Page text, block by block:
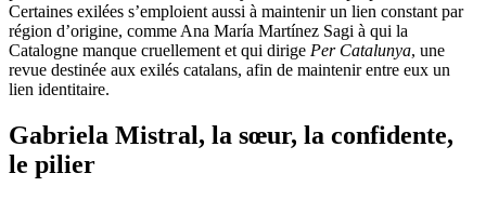
Certaines exilées s’emploient aussi à maintenir un lien constant par
région d’origine, comme Ana María Martínez Sagi à qui la
Catalogne manque cruellement et qui dirige Per Catalunya, une
revue destinée aux exilés catalans, afin de maintenir entre eux un
lien identitaire.
Gabriela Mistral, la sœur, la confidente,
le pilier